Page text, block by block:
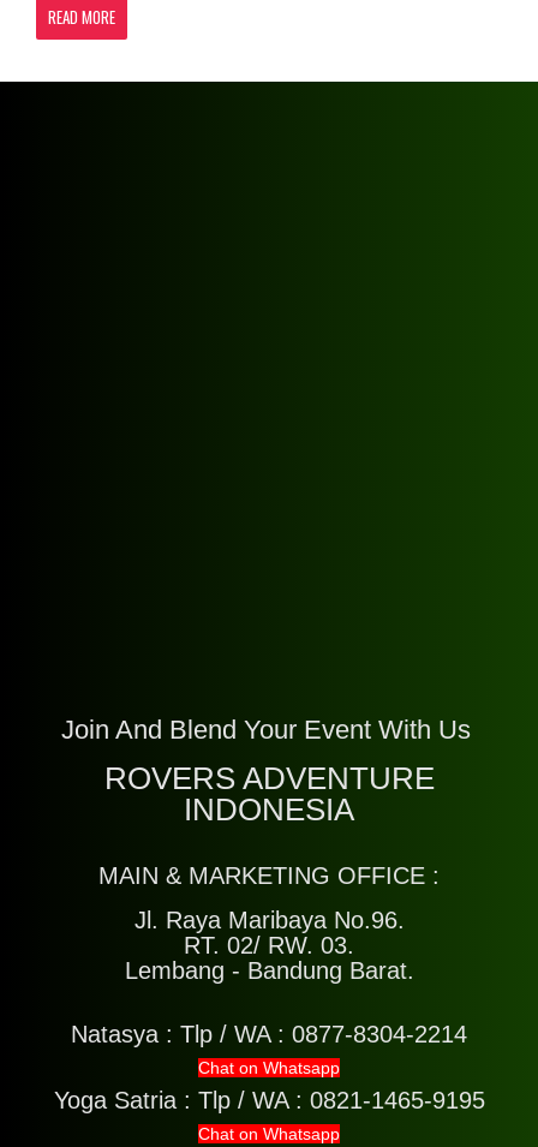
READ MORE
Join And Blend Your Event With Us
ROVERS ADVENTURE
INDONESIA
MAIN & MARKETING OFFICE :
Jl. Raya Maribaya No.96.
RT. 02/ RW. 03.
Lembang - Bandung Barat.
Natasya : Tlp / WA : 0877-8304-2214
Chat on Whatsapp
Yoga Satria : Tlp / WA : 0821-1465-9195
Chat on Whatsapp